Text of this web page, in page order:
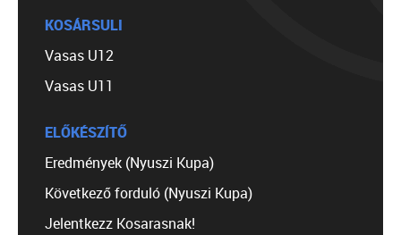
KOSÁRSULI
Vasas U12
Vasas U11
ELŐKÉSZÍTŐ
Eredmények (Nyuszi Kupa)
Következő forduló (Nyuszi Kupa)
Jelentkezz Kosarasnak!